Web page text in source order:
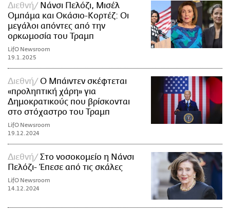
Διεθνή
Νάνσι Πελόζι, Μισέλ
Ομπάμα και Οκάσιο-Κορτέζ: Οι
μεγάλοι απόντες από την
ορκωμοσία του Τραμπ
LifO Newsroom
19.1.2025
Διεθνή
Ο Μπάιντεν σκέφτεται
«προληπτική χάρη» για
Δημοκρατικούς που βρίσκονται
στο στόχαστρο του Τραμπ
LifO Newsroom
19.12.2024
Διεθνή
Στο νοσοκομείο η Νάνσι
Πελόζι- Έπεσε από τις σκάλες
LifO Newsroom
14.12.2024